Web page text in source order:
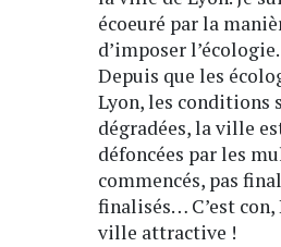
écoeuré par la
d’imposer
Depuis que les
Lyon, les conditions
dégradées, la ville
défoncées par les
commencés, pas
finalisés… C’est
ville attractive !